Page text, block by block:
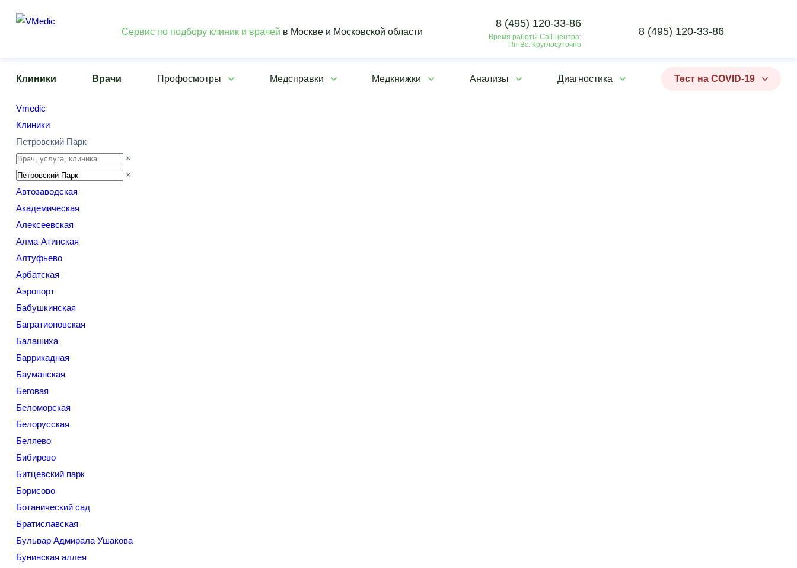
Сервис по подбору клиник и врачей в Москве и Московской области
8 (495) 120-33-86
Время работы Call-центра:
Пн-Вс: Круглосуточно
8 (495) 120-33-86
Клиники Врачи Профосмотры Медсправки Медкнижки Анализы Диагностика Тест на COVID-19
Vmedic
Клиники
Петровский Парк
×
×
Автозаводская
Академическая
Алексеевская
Алма-Атинская
Алтуфьево
Арбатская
Аэропорт
Бабушкинская
Багратионовская
Балашиха
Баррикадная
Бауманская
Беговая
Беломорская
Белорусская
Беляево
Бибирево
Битцевский парк
Борисово
Ботанический сад
Братиславская
Бульвар Адмирала Ушакова
Бунинская аллея